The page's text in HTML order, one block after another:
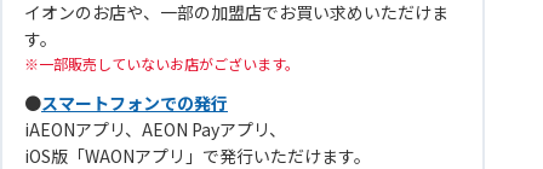
イオンのお店や、一部の加盟店でお買い求めいただけま
す。
一部販売していないお店がございます。
●スマートフォンでの発行
iAEONアプリ、AEON Payアプリ、
iOS版「WAONアプリ」で発行いただけます。